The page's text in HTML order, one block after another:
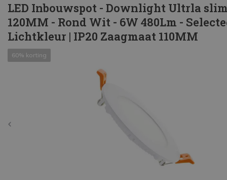
LED Inbouwspot - Downlight Ultrla
120MM - Rond Wit - 6W 480Lm -
Lichtkleur | IP20 Zaagmaat 110MM
60% korting